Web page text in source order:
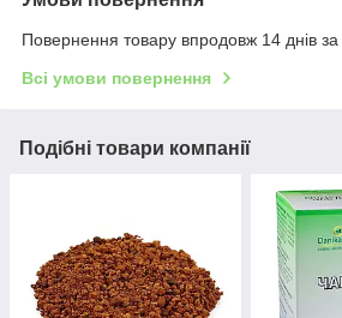
Повернення товару впродовж 14 днів
Всі умови повернення
Подібні товари компанії